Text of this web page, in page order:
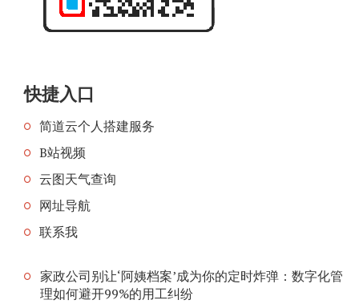
快捷入口
简道云个人搭建服务
B站视频
云图天气查询
网址导航
联系我
家政公司别让‘阿姨档案’成为你的定时炸弹：数字化管
理如何避开99%的用工纠纷